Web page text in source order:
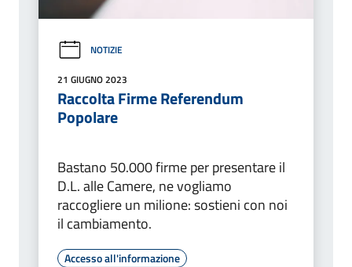
NOTIZIE
21 GIUGNO 2023
Raccolta Firme Referendum
Popolare
Bastano 50.000 firme per presentare il
D.L. alle Camere, ne vogliamo
raccogliere un milione: sostieni con noi
il cambiamento.
Accesso all'informazione